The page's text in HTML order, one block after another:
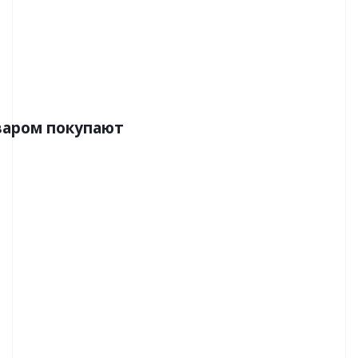
покупают